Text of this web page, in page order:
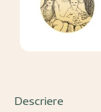
Descriere